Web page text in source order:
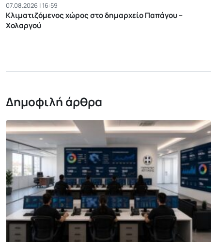
07.08.2026 | 16:59
Κλιματιζόμενος χώρος στο δημαρχείο Παπάγου –
Χολαργού
Δημοφιλή άρθρα